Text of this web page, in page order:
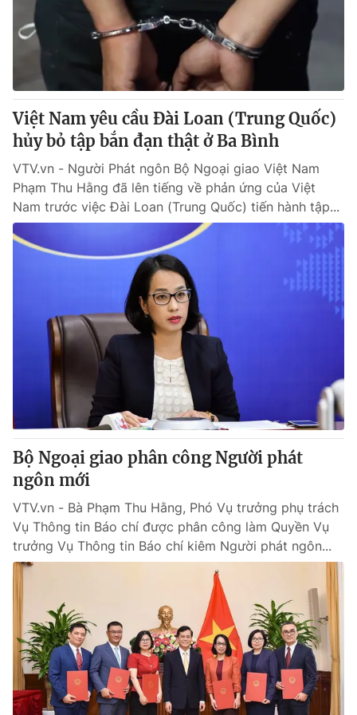
® Cấm sao chép dưới mọi hình thức nếu không có sự chấp
thuận bằng văn bản. Ghi rõ nguồn VTV.vn khi phát hành lại
thông tin từ website này.
Việt Nam yêu cầu Đài Loan (Trung Quốc)
hủy bỏ tập bắn đạn thật ở Ba Bình
VTV.vn - Người Phát ngôn Bộ Ngoại giao Việt Nam
Phạm Thu Hằng đã lên tiếng về phản ứng của Việt
Nam trước việc Đài Loan (Trung Quốc) tiến hành tập...
Bộ Ngoại giao phân công Người phát
ngôn mới
VTV.vn - Bà Phạm Thu Hằng, Phó Vụ trưởng phụ trách
Vụ Thông tin Báo chí được phân công làm Quyền Vụ
trưởng Vụ Thông tin Báo chí kiêm Người phát ngôn...